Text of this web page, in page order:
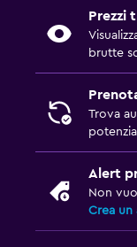
Prezzi
brutte
Trova
Alert
Non
Crea un